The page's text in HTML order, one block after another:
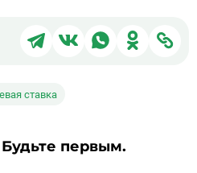
Поделиться
Поделиться
в
Поделиться
ставка
первым.